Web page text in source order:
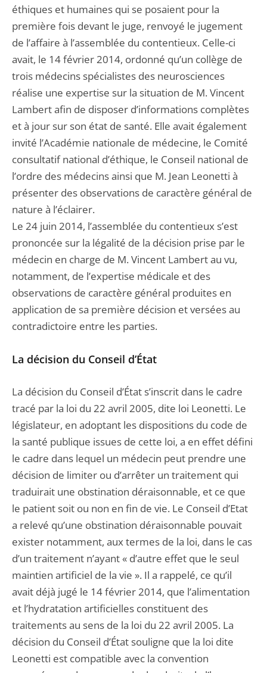
éthiques et humaines qui se posaient pour la
première fois devant le juge, renvoyé le jugement
de l’affaire à l’assemblée du contentieux. Celle-ci
avait, le 14 février 2014, ordonné qu’un collège de
trois médecins spécialistes des neurosciences
réalise une expertise sur la situation de M. Vincent
Lambert afin de disposer d’informations complètes
et à jour sur son état de santé. Elle avait également
invité l’Académie nationale de médecine, le Comité
consultatif national d’éthique, le Conseil national de
l’ordre des médecins ainsi que M. Jean Leonetti à
présenter des observations de caractère général de
nature à l’éclairer.
Le 24 juin 2014, l’assemblée du contentieux s’est
prononcée sur la légalité de la décision prise par le
médecin en charge de M. Vincent Lambert au vu,
notamment, de l’expertise médicale et des
observations de caractère général produites en
application de sa première décision et versées au
contradictoire entre les parties.
La décision du Conseil d’État
La décision du Conseil d’État s’inscrit dans le cadre
tracé par la loi du 22 avril 2005, dite loi Leonetti. Le
législateur, en adoptant les dispositions du code de
la santé publique issues de cette loi, a en effet défini
le cadre dans lequel un médecin peut prendre une
décision de limiter ou d’arrêter un traitement qui
traduirait une obstination déraisonnable, et ce que
le patient soit ou non en fin de vie. Le Conseil d’Etat
a relevé qu’une obstination déraisonnable pouvait
exister notamment, aux termes de la loi, dans le cas
d’un traitement n’ayant « d’autre effet que le seul
maintien artificiel de la vie ». Il a rappelé, ce qu’il
avait déjà jugé le 14 février 2014, que l’alimentation
et l’hydratation artificielles constituent des
traitements au sens de la loi du 22 avril 2005. La
décision du Conseil d’État souligne que la loi dite
Leonetti est compatible avec la convention